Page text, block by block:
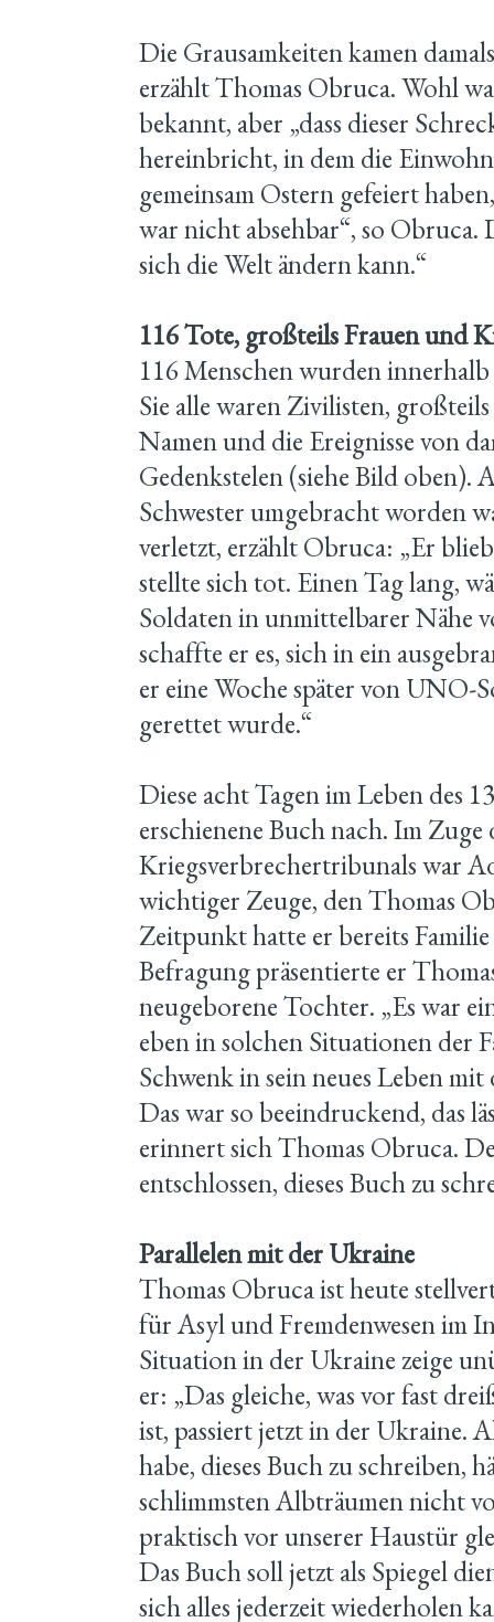
Die Grausamkeiten kamen
erzählt Thomas Obruca. Wohl
bekannt, aber „dass dieser
hereinbricht, in dem die
gemeinsam Ostern gefeiert
war nicht absehbar“, so Obruca.
sich die Welt ändern kann.“
116 Tote, großteils Frauen und
116 Menschen wurden
Sie alle waren Zivilisten,
Namen und die Ereignisse von
Gedenkstelen (siehe Bild oben).
Schwester umgebracht worden
verletzt, erzählt Obruca: „Er
stellte sich tot. Einen Tag lang,
Soldaten in unmittelbarer Nähe
schaffte er es, sich in ein
er eine Woche später von UNO-
gerettet wurde.“
Diese acht Tagen im Leben des
erschienene Buch nach. Im Zuge
Kriegsverbrechertribunals war
wichtiger Zeuge, den Thomas
Zeitpunkt hatte er bereits
Befragung präsentierte er
neugeborene Tochter. „Es war
eben in solchen Situationen der
Schwenk in sein neues Leben
Das war so beeindruckend, das
erinnert sich Thomas Obruca.
entschlossen, dieses Buch zu
Parallelen mit der Ukraine
Thomas Obruca ist heute
für Asyl und Fremdenwesen im
Situation in der Ukraine zeige
er: „Das gleiche, was vor fast
ist, passiert jetzt in der Ukraine.
habe, dieses Buch zu schreiben,
schlimmsten Albträumen nicht
praktisch vor unserer Haustür
Das Buch soll jetzt als Spiegel
sich alles jederzeit wiederholen